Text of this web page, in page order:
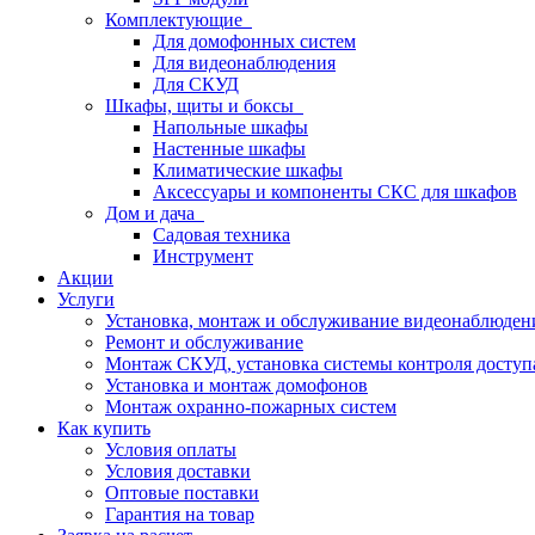
Комплектующие
Для домофонных систем
Для видеонаблюдения
Для СКУД
Шкафы, щиты и боксы
Напольные шкафы
Настенные шкафы
Климатические шкафы
Аксессуары и компоненты СКС для шкафов
Дом и дача
Садовая техника
Инструмент
Акции
Услуги
Установка, монтаж и обслуживание
Ремонт и обслуживание
Монтаж СКУД, установка системы контроля
Установка и монтаж домофонов
Монтаж охранно-пожарных систем
Как купить
Условия оплаты
Условия доставки
Оптовые поставки
Гарантия на товар